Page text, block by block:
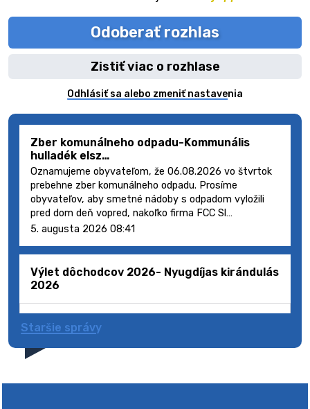
Odoberať rozhlas
Zistiť viac o rozhlase
Odhlásiť sa alebo zmeniť nastavenia
Zber komunálneho odpadu-Kommunális
hulladék elsz…
Oznamujeme obyvateľom, že 06.08.2026 vo štvrtok
prebehne zber komunálneho odpadu. Prosíme
obyvateľov, aby smetné nádoby s odpadom vyložili
pred dom deň vopred, nakoľko firma FCC Sl…
5. augusta 2026 08:41
Výlet dôchodcov 2026- Nyugdíjas kirándulás
2026
Staršie správy